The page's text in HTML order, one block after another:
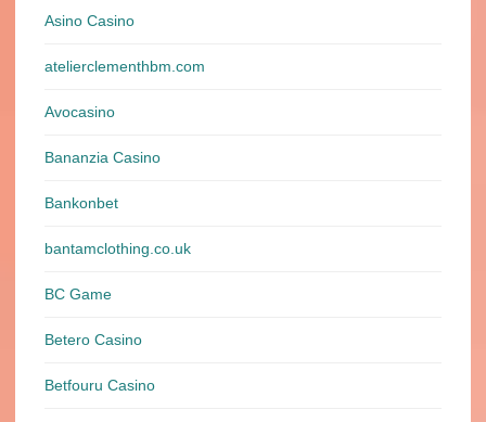
Asino Casino
atelierclementhbm.com
Avocasino
Bananzia Casino
Bankonbet
bantamclothing.co.uk
BC Game
Betero Casino
Betfouru Casino